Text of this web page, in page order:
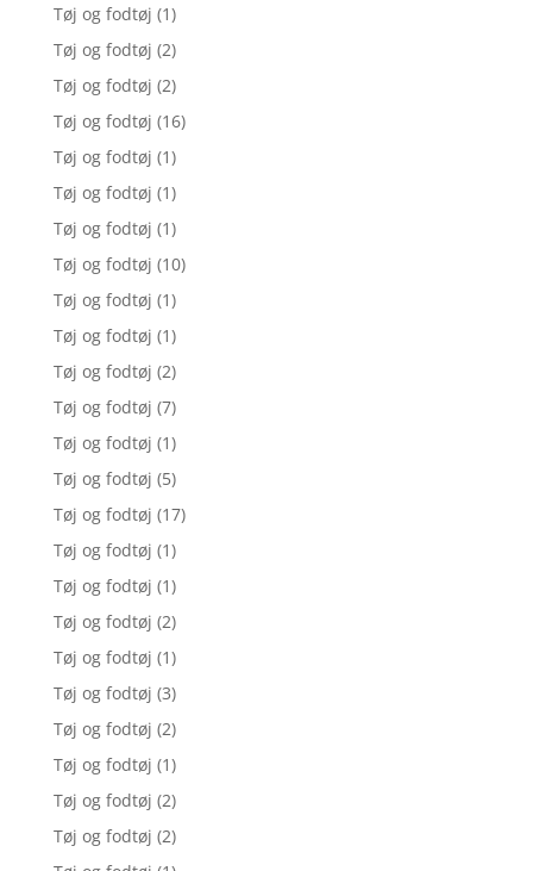
Tøj og fodtøj (1)
Tøj og fodtøj (2)
Tøj og fodtøj (2)
Tøj og fodtøj (16)
Tøj og fodtøj (1)
Tøj og fodtøj (1)
Tøj og fodtøj (1)
Tøj og fodtøj (10)
Tøj og fodtøj (1)
Tøj og fodtøj (1)
Tøj og fodtøj (2)
Tøj og fodtøj (7)
Tøj og fodtøj (1)
Tøj og fodtøj (5)
Tøj og fodtøj (17)
Tøj og fodtøj (1)
Tøj og fodtøj (1)
Tøj og fodtøj (2)
Tøj og fodtøj (1)
Tøj og fodtøj (3)
Tøj og fodtøj (2)
Tøj og fodtøj (1)
Tøj og fodtøj (2)
Tøj og fodtøj (2)